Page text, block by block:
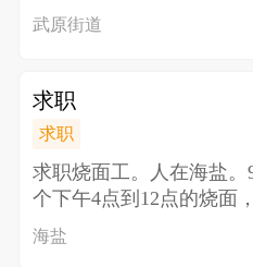
电话
武原街道
求职
求职
求职烧面工。人在海盐
个下午4点到12点的烧面
的，请联系，18
海盐